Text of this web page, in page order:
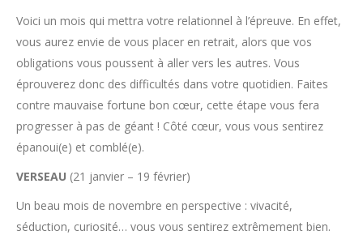
Voici un mois qui mettra votre relationnel à l’épreuve. En effet,
vous aurez envie de vous placer en retrait, alors que vos
obligations vous poussent à aller vers les autres. Vous
éprouverez donc des difficultés dans votre quotidien. Faites
contre mauvaise fortune bon cœur, cette étape vous fera
progresser à pas de géant ! Côté cœur, vous vous sentirez
épanoui(e) et comblé(e).
VERSEAU (21 janvier – 19 février)
Un beau mois de novembre en perspective : vivacité,
séduction, curiosité… vous vous sentirez extrêmement bien.